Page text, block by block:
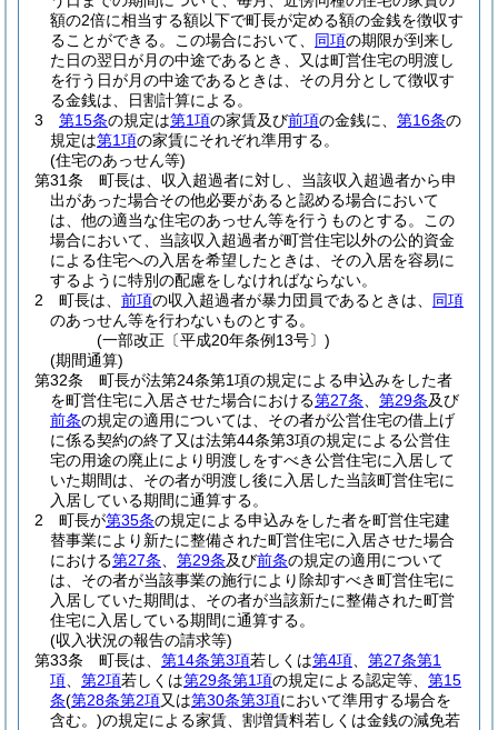
額の2倍に相当する額以下で町長が定める額の金銭を徴収す
ることができる。
この場合において、 同項の期限が到来し
た日の翌日が月の中途であるとき、又は町営住宅の明渡し
を行う日が月の中途であるときは、その月分として徴収す
る金銭は、日割計算による。
3
第15条の規定は第1項の家賃及び前項の金銭に、 第16条の
規定は第1項の家賃にそれぞれ準用する。
(住宅のあっせん等)
第31条
町長は、収入超過者に対し、当該収入超過者から申
出があった場合その他必要があると認める場合において
は、他の適当な住宅のあっせん等を行うものとする。
この
場合において、当該収入超過者が町営住宅以外の公的資金
による住宅への入居を希望したときは、その入居を容易に
するように特別の配慮をしなければならない。
2
町長は、 前項の収入超過者が暴力団員であるときは、 同項
のあっせん等を行わないものとする。
(一部改正〔平成20年条例13号〕)
(期間通算)
第32条
町長が法第24条第1項の規定による申込みをした者
を町営住宅に入居させた場合における第27条 第29条及び
前条の規定の適用については、その者が公営住宅の借上げ
に係る契約の終了又は法第44条第3項の規定による公営住
宅の用途の廃止により明渡しをすべき公営住宅に入居して
いた期間は、その者が明渡し後に入居した当該町営住宅に
入居している期間に通算する。
2
町長が第35条の規定による申込みをした者を町営住宅建
替事業により新たに整備された町営住宅に入居させた場合
における第27条 第29条及び前条の規定の適用について
は、その者が当該事業の施行により除却すべき町営住宅に
入居していた期間は、その者が当該新たに整備された町営
住宅に入居している期間に通算する。
(収入状況の報告の請求等)
第33条
町長は、 第14条第3項若しくは第4項
第27条第1
項
第2項若しくは第29条第1項の規定による認定等、 第15
条(第28条第2項又は第30条第3項において準用する場合を
含む。)の規定による家賃、割増賃料若しくは金銭の減免若